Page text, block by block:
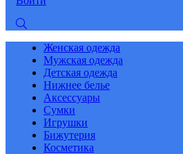
Женская одежда
Мужская одежда
Детская одежда
Нижнее белье
Аксессуары
Сумки
Игрушки
Бижутерия
Косметика